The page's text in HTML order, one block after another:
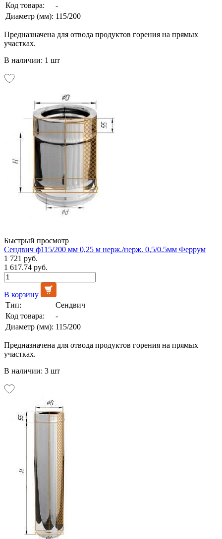
Код товара:
-
Диаметр (мм): 115/200
Предназначена для отвода продуктов горения на прямых
участках.
В наличии: 1 шт
Быстрый просмотр
Сендвич ф115/200 мм 0,25 м нерж./нерж. 0,5/0.5мм Феррум
1 721 руб.
1 617.74 руб.
В корзину
Тип:
Сендвич
Код товара:
-
Диаметр (мм): 115/200
Предназначена для отвода продуктов горения на прямых
участках.
В наличии: 3 шт